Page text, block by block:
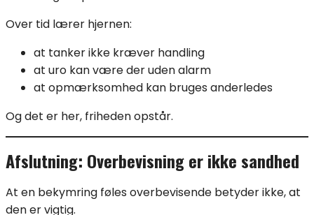
Over tid lærer hjernen:
at tanker ikke kræver handling
at uro kan være der uden alarm
at opmærksomhed kan bruges anderledes
Og det er her, friheden opstår.
Afslutning: Overbevisning er ikke sandhed
At en bekymring føles overbevisende betyder ikke, at
den er vigtig.